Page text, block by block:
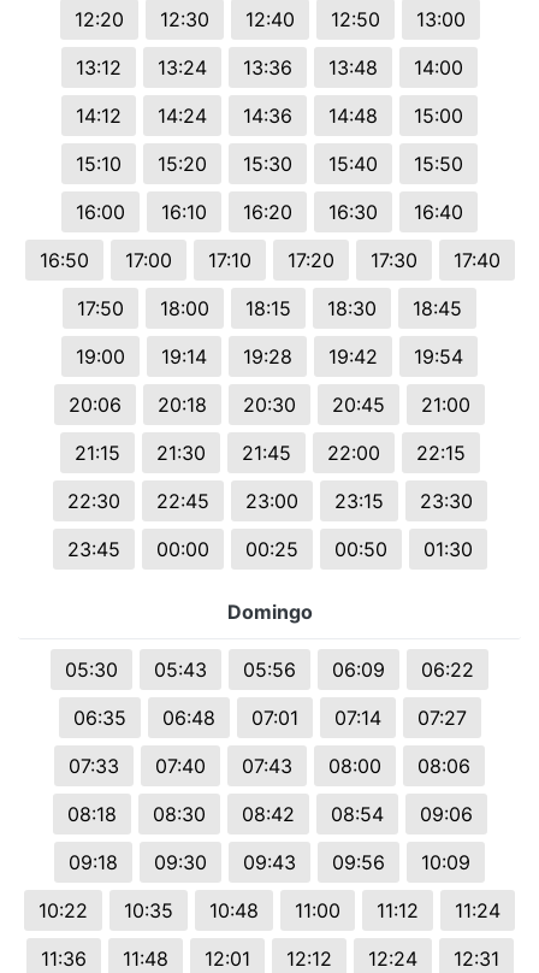
12:20 12:30 12:40 12:50
13:00
13:12
13:24 13:36 13:48
14:00
14:12
14:24 14:36 14:48
15:00
15:10
15:20 15:30 15:40
15:50
16:00
16:10 16:20 16:30
16:40
16:50
17:00 17:10 17:20 17:30
17:40
17:50
18:00 18:15 18:30
18:45
19:00
19:14 19:28 19:42
19:54
20:06
20:18 20:30 20:45
21:00
21:15
21:30 21:45 22:00
22:15
22:30
22:45 23:00 23:15
23:30
23:45
00:00 00:25 00:50 01:30
Domingo
05:30 05:43 05:56 06:09
06:22
06:35
06:48 07:01 07:14
07:27
07:33
07:40 07:43 08:00
08:06
08:18
08:30 08:42 08:54
09:06
09:18
09:30 09:43 09:56
10:09
10:22
10:35 10:48 11:00 11:12
11:24
11:36
11:48 12:01 12:12 12:24
12:31